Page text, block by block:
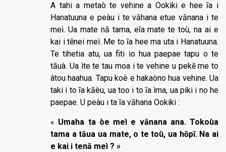
A tahi a metaò te vehine a Ookiki e hee īa i
Hanatuuna e peàu i te vāhana etue vānana i te
meì. Ua mate nā tama, eīa mate te toù, na ai e
kai i tēnei meì. Me to īa hee ma uta i Hanatuuna.
Te tihetia atu, ua fiti io hua paepae tapu o te
tāuà. Ua ìte te tau moa i te vehine u pekē me to
âtou haahua. Tapu koè e hakaòno hua vehine. Ua
taki i to īa kāèu, ua too i to īa ìma, ua piki i no he
paepae. U peàu i ta īa vāhana Ookiki :
« Umaha ta òe meì e vānana ana. Tokoùa
tama a tāua ua mate, o te toù, ua hōpī. Na ai
e kai i tenā meì ? »